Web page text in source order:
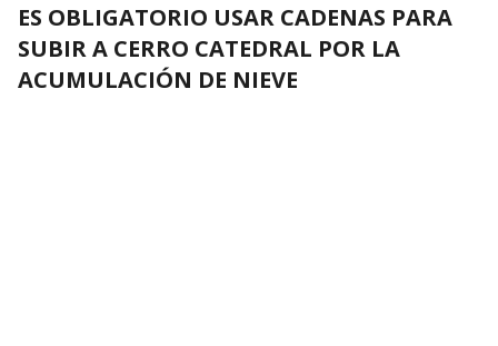
ES OBLIGATORIO USAR CADENAS PARA
SUBIR A CERRO CATEDRAL POR LA
ACUMULACIÓN DE NIEVE